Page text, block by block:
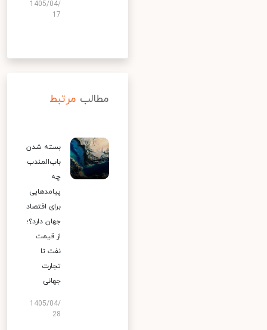
1405/04/
17
مطالب مرتبط
بسته شدن
باب‌المندب
چه
پیامدهایی
برای اقتصاد
جهان دارد؟؛
از قیمت
نفت تا
تجارت
جهانی
1405/04/
28